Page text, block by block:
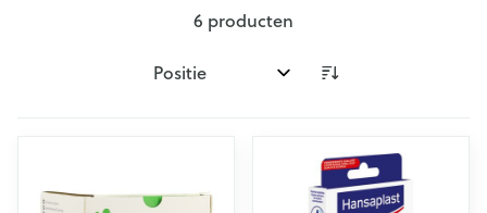
6 producten
Sorteer op: